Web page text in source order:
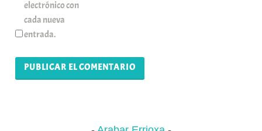
electrónico con
cada nueva
entrada.